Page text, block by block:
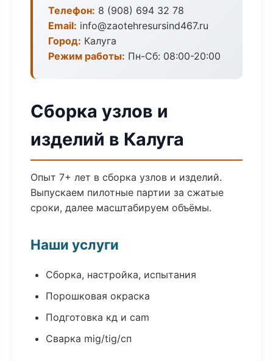
Телефон: 8 (908) 694 32 78
Email: info@zaotehresursind467.ru
Город: Калуга
Режим работы: Пн-Сб: 08:00-20:00
Сборка узлов и
изделий в Калуга
Опыт 7+ лет в сборка узлов и изделий.
Выпускаем пилотные партии за сжатые
сроки, далее масштабируем объёмы.
Наши услуги
Сборка, настройка, испытания
Порошковая окраска
Подготовка кд и cam
Сварка mig/tig/сп